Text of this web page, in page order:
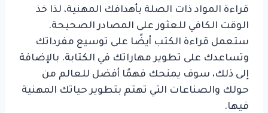
قراءة المواد ذات الصلة بأهدافك المهنية، لذا خذ
الوقت الكافي للعثور على المصادر الصحيحة.
ستعمل قراءة الكتب أيضًا على توسيع مفرداتك
وتساعدك على تطوير مهاراتك في الكتابة. بالإضافة
إلى ذلك، سوف يمنحك فهمًا أفضل للعالم من
حولك والصناعات التي تهتم بتطوير حياتك المهنية
فيها.